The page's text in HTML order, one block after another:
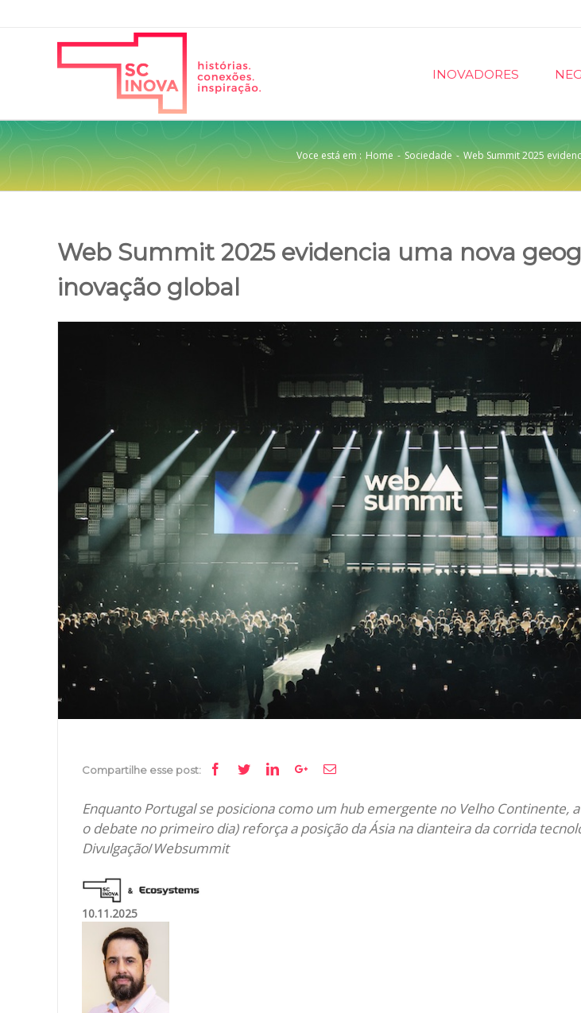
INOVADORES
Voce está em : Home - Sociedade - Web Summit 2025
Web Summit 2025 evidencia uma nova
inovação global
Compartilhe esse post: Facebook
TwitterLinkedinGoogle+Email
Enquanto Portugal se posiciona como um hub emergente no Velho Continente,
o debate no primeiro dia) reforça a posição da Ásia na dianteira da corrida
Divulgação/Websummit
10.11.2025